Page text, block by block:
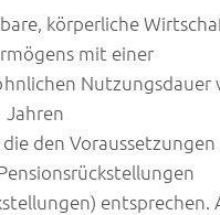
körperliche
mit einer
Nutzungsdauer
Jahren
den Voraussetzungen
entsprechen.